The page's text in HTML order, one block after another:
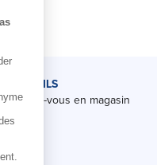
CONSEILS
Rendez-vous en magasin